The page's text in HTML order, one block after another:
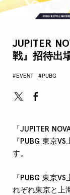
JUPITER
戦』招待出
#EVENT #PUBG
「JUPITER
『PUBG 東京
す。
『PUBG 東京
れぞれ東京と上